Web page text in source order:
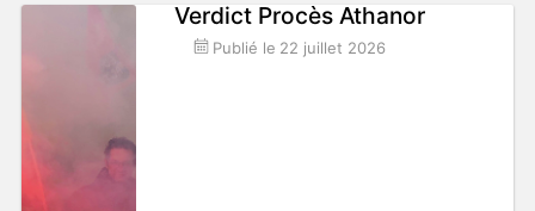
Verdict Procès Athanor
Publié le 22 juillet 2026